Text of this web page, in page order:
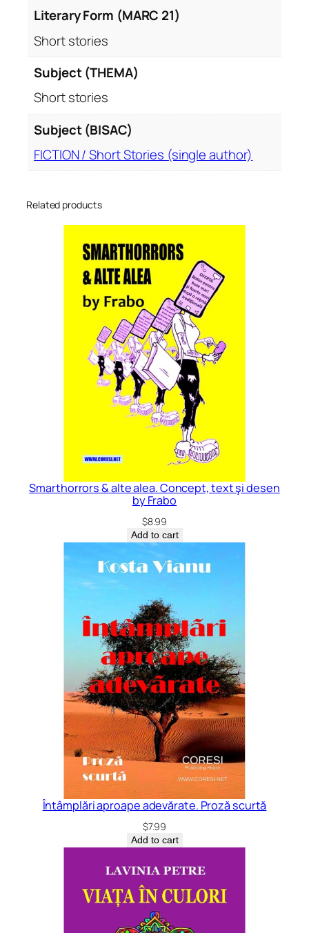
Literary Form (MARC 21)
Short stories
Subject (THEMA)
Short stories
Subject (BISAC)
FICTION / Short Stories (single author)
Related products
Smarthorrors & alte alea. Concept, text şi desen
by Frabo
$8.99
Add to cart
Întâmplări aproape adevărate. Proză scurtă
$7.99
Add to cart